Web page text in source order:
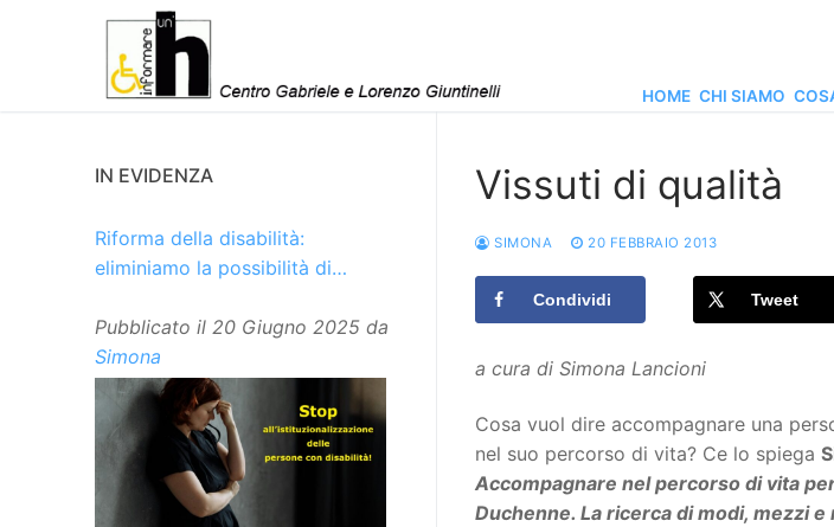
HOME CHI SIAMO
Vissuti di qualità
SIMONA 20 FEBBRAIO 2013
Condividi Tweet
a cura di Simona Lancioni
Cosa vuol dire accompagnare una
nel suo percorso di vita? Ce lo spiega
Accompagnare nel percorso di vita
Duchenne. La ricerca di modi, mezzi e
IN EVIDENZA
Riforma della disabilità:
eliminiamo la possibilità di
Pubblicato il 20 Giugno 2025 da
Simona